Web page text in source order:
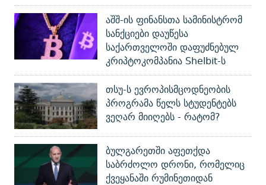
აშშ-ის ფინანსთა სამინისტრომ
სანქციები დაუწესა
საქართველოში დაფუძნებულ
კრიპტოკომპანია Shelbit-ს
თსუ-ს ევროპისმცოდნეობის
პროგრამა წელს სტუდენტებს
ვეღარ მიიღებს - რატომ?
ბულგარეთში აფეთქდა
საბრძოლო დრონი, რომელიც
ქვეყანაში რუმინეთიდან